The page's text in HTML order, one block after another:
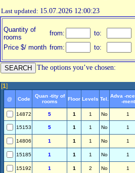
Last updated: 15.07.2026 12:00:23
Quantity of
rooms
from:
to:
Price $/ month from: to:
The options you’ve chosen:
[1]
@ Code
Quan -tity of
rooms
Floor Levels Tel.
Adva -
-ment
14872 5 1 1 No 1
15153 5 1 1 No 1
14806 1 1 1 No 1
15185 1 1 1 No 1
15192 1 1 2 No 1